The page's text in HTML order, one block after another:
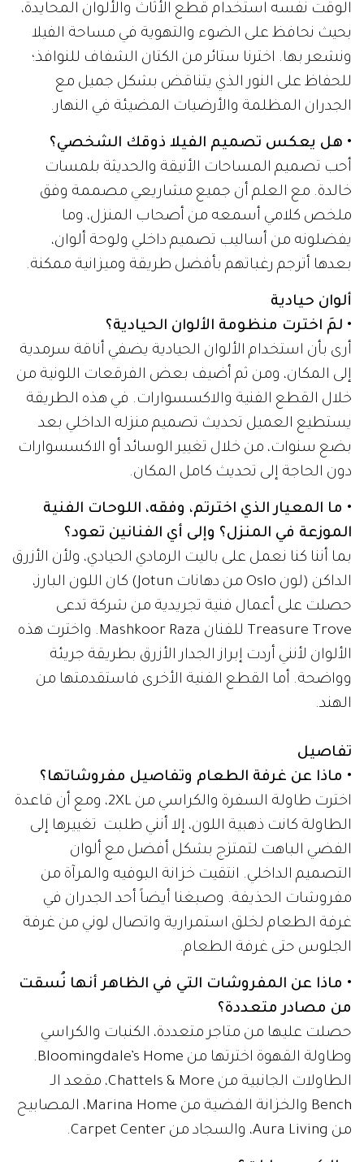
الوقت نفسه استخدام قطع الأثاث والألوان المحايدة،
بحيث نحافظ على الضوء والتهوية في مساحة الفيلا
ونشعر بها. اخترنا ستائر من الكتان الشفاف للنوافذ؛
للحفاظ على النور الذي يتناقض بشكل جميل مع
الجدران المظلمة والأرضيات المضيئة في النهار.
• هل يعكس تصميم الفيلا ذوقك الشخصي؟
أحب تصميم المساحات الأنيقة والحديثة بلمسات
خالدة. مع العلم أن جميع مشاريعي مصممة وفق
ملخص كلامي أسمعه من أصحاب المنزل، وما
يفضلونه من أساليب تصميم داخلي ولوحة ألوان،
بعدها أترجم رغباتهم بأفضل طريقة وميزانية ممكنة.
ألوان حيادية
• لمَ اخترت منظومة الألوان الحيادية؟
أرى بأن استخدام الألوان الحيادية يضفي أناقة سرمدية
إلى المكان، ومن ثم أضيف بعض الفرقعات اللونية من
خلال القطع الفنية والاكسسوارات. في هذه الطريقة
يستطيع العميل تحديث تصميم منزله الداخلي بعد
بضع سنوات، من خلال تغيير الوسائد أو الاكسسوارات
دون الحاجة إلى تحديث كامل المكان.
• ما المعيار الذي اخترتم، وفقه، اللوحات الفنية
الموزعة في المنزل؟ وإلى أي الفنانين تعود؟
بما أننا كنا نعمل على باليت الرمادي الحيادي، ولأن الأزرق
الداكن (لون Oslo من دهانات Jotun) كان اللون البارز،
حصلت على أعمال فنية تجريدية من شركة تدعى
Treasure Trove للفنان Mashkoor Raza. واخترت هذه
الألوان لأنني أردت إبراز الجدار الأزرق بطريقة جريئة
وواضحة. أما القطع الفنية الأخرى فاستقدمتها من
الهند.
تفاصيل
• ماذا عن غرفة الطعام وتفاصيل مفروشاتها؟
اخترت طاولة السفرة والكراسي من 2XL، ومع أن قاعدة
الطاولة كانت ذهبية اللون، إلا أنني طلبت تغييرها إلى
الفضي الباهت لتمتزج بشكل أفضل مع ألوان
التصميم الداخلي. انتقيت خزانة البوفيه والمرآة من
مفروشات الحذيفة. وصبغنا أيضاً أحد الجدران في
غرفة الطعام لخلق استمرارية واتصال لوني من غرفة
الجلوس حتى غرفة الطعام.
• ماذا عن المفروشات التي في الظاهر أنها نُسقت
من مصادر متعددة؟
حصلت عليها من متاجر متعددة، الكنبات والكراسي
وطاولة القهوة اخترتها من Bloomingdale’s Home.
الطاولات الجانبية من Chattels & More، مقعد الـ
Bench والخزانة الفضية من Marina Home، المصابيح
من Aura Living، والسجاد من Carpet Center.